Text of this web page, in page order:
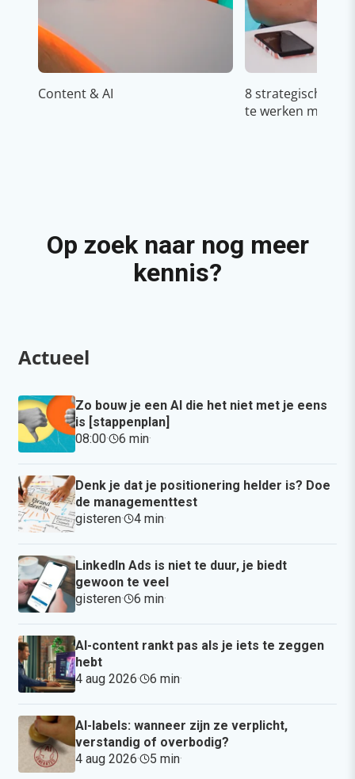
Content & AI
8 strategische
te werken met
Op zoek naar nog meer
kennis?
Actueel
Zo bouw je een AI die het niet met je eens
is [stappenplan]
08:00· 6 min·
Denk je dat je positionering helder is? Doe
de managementtest
gisteren· 4 min·
LinkedIn Ads is niet te duur, je biedt
gewoon te veel
gisteren· 6 min·
AI-content rankt pas als je iets te zeggen
hebt
4 aug 2026· 6 min·
AI-labels: wanneer zijn ze verplicht,
verstandig of overbodig?
4 aug 2026· 5 min·